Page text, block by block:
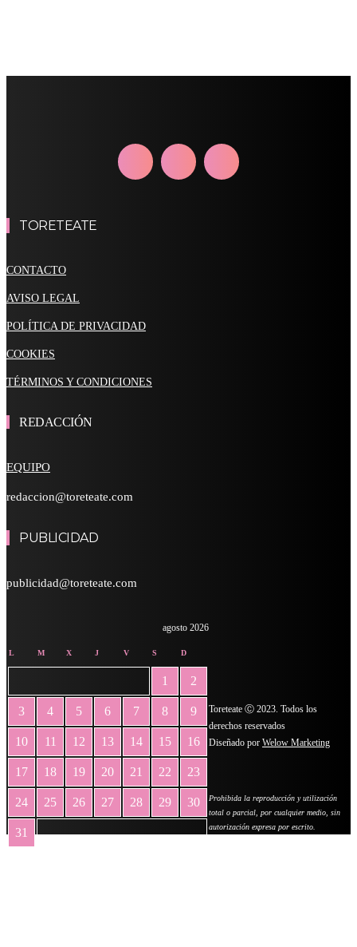
TORETEATE
CONTACTO
AVISO LEGAL
POLÍTICA DE PRIVACIDAD
COOKIES
TÉRMINOS Y CONDICIONES
REDACCIÓN
EQUIPO
redaccion@toreteate.com
PUBLICIDAD
publicidad@toreteate.com
agosto 2026
L M X J V S D
1 2
3 4 5 6 7 8 9
10 11 12 13 14 15 16
17 18 19 20 21 22 23
24 25 26 27 28 29 30
31
Toreteate Ⓒ 2023. Todos los
derechos reservados
Diseñado por Welow Marketing
Prohibida la reproducción y utilización
total o parcial, por cualquier medio, sin
autorización expresa por escrito.